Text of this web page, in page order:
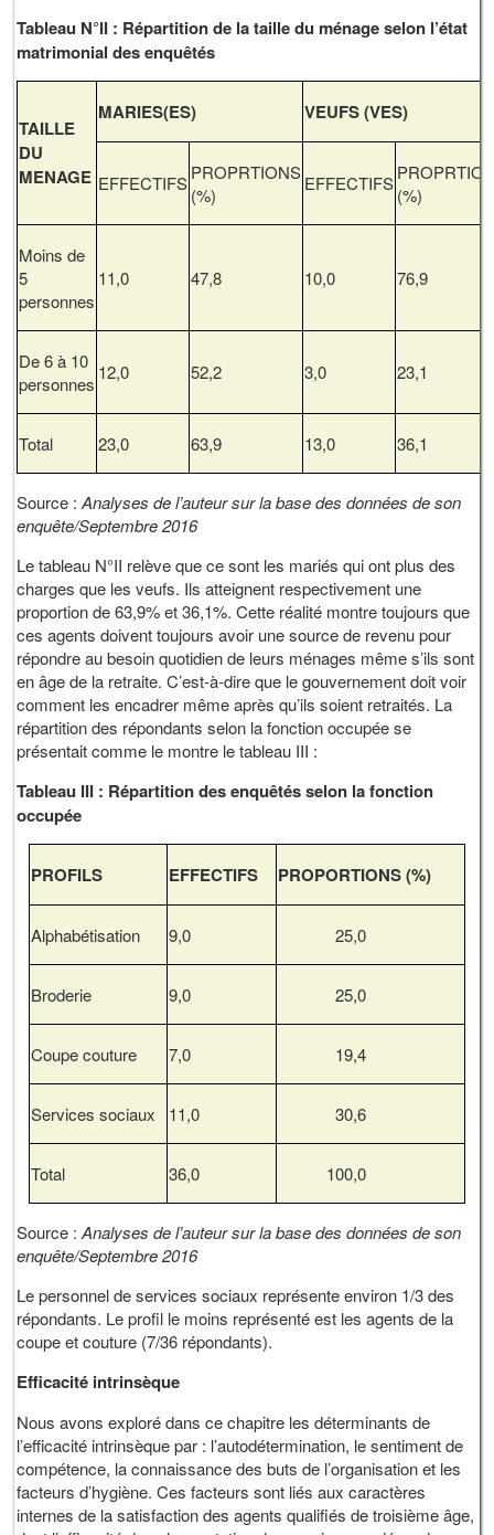
Tableau N°II : Répartition de la taille du ménage selon l’état
matrimonial des enquêtés
TAILLE
DU
MENAGE
MARIES(ES) VEUFS (VES)
EFFECTIFSPROPRTIONS
(%)
EFFECTIFS
(%)
Moins de
5
personnes
11,0 47,8 10,0 76,9
De 6 à 10
personnes
12,0 52,2 3,0 23,1
Total 23,0 63,9 13,0 36,1
Source : Analyses de l’auteur sur la base des données de son
enquête/Septembre 2016
Le tableau N°II relève que ce sont les mariés qui ont plus des
charges que les veufs. Ils atteignent respectivement une
proportion de 63,9% et 36,1%. Cette réalité montre toujours que
ces agents doivent toujours avoir une source de revenu pour
répondre au besoin quotidien de leurs ménages même s’ils sont
en âge de la retraite. C’est-à-dire que le gouvernement doit voir
comment les encadrer même après qu’ils soient retraités. La
répartition des répondants selon la fonction occupée se
présentait comme le montre le tableau III :
Tableau III : Répartition des enquêtés selon la fonction
occupée
PROFILS EFFECTIFS PROPORTIONS (%)
Alphabétisation 9,0 25,0
Broderie 9,0 25,0
Coupe couture 7,0 19,4
Services sociaux 11,0 30,6
Total 36,0 100,0
Source : Analyses de l’auteur sur la base des données de son
enquête/Septembre 2016
Le personnel de services sociaux représente environ 1/3 des
répondants. Le profil le moins représenté est les agents de la
coupe et couture (7/36 répondants).
Efficacité intrinsèque
Nous avons exploré dans ce chapitre les déterminants de
l’efficacité intrinsèque par : l’autodétermination, le sentiment de
compétence, la connaissance des buts de l’organisation et les
facteurs d’hygiène. Ces facteurs sont liés aux caractères
internes de la satisfaction des agents qualifiés de troisième âge,